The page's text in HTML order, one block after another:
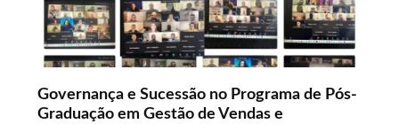
Governança e Sucessão no Programa de Pós-
Graduação em Gestão de Vendas e